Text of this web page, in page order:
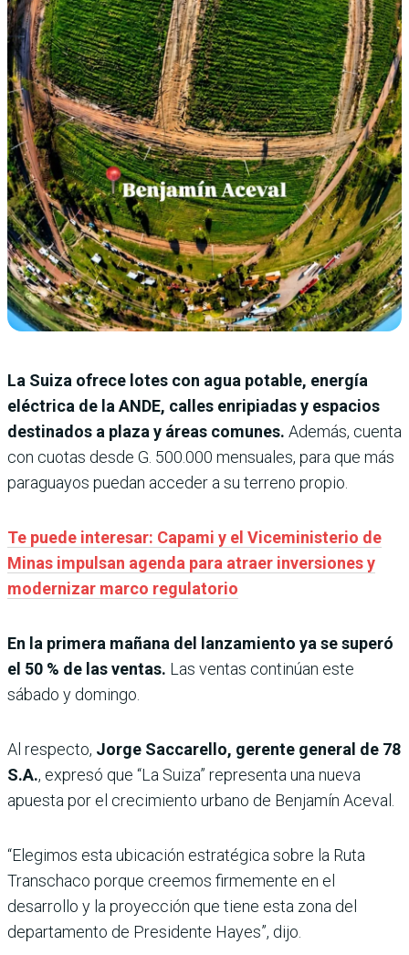
La Suiza ofrece lotes con agua potable, energía
eléctrica de la ANDE, calles enripiadas y espacios
destinados a plaza y áreas comunes. Además, cuenta
con cuotas desde G. 500.000 mensuales, para que más
paraguayos puedan acceder a su terreno propio.
Te puede interesar: Capami y el Viceministerio de
Minas impulsan agenda para atraer inversiones y
modernizar marco regulatorio
En la primera mañana del lanzamiento ya se superó
el 50 % de las ventas. Las ventas continúan este
sábado y domingo.
Al respecto, Jorge Saccarello, gerente general de 78
S.A., expresó que “La Suiza” representa una nueva
apuesta por el crecimiento urbano de Benjamín Aceval.
“Elegimos esta ubicación estratégica sobre la Ruta
Transchaco porque creemos firmemente en el
desarrollo y la proyección que tiene esta zona del
departamento de Presidente Hayes”, dijo.